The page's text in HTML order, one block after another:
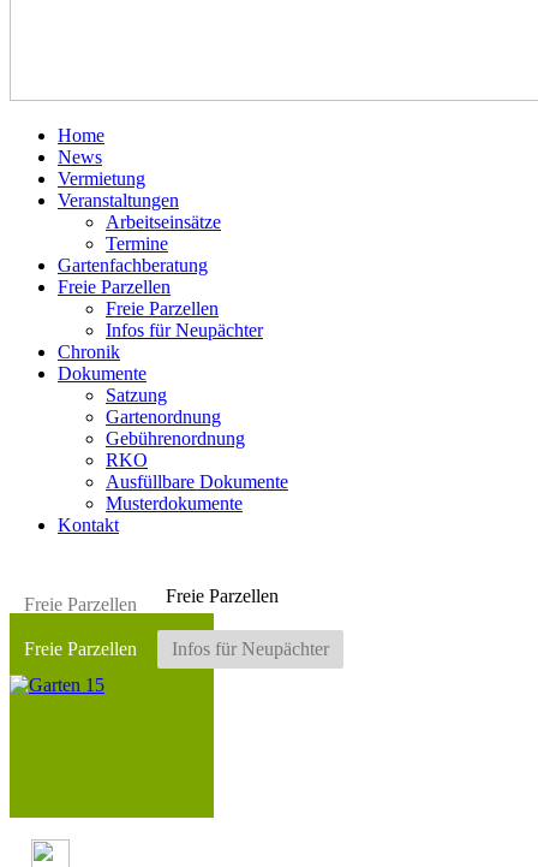
Home
News
Vermietung
Veranstaltungen
Arbeitseinsätze
Termine
Gartenfachberatung
Freie Parzellen
Freie Parzellen
Infos für Neupächter
Chronik
Dokumente
Satzung
Gartenordnung
Gebührenordnung
RKO
Ausfüllbare Dokumente
Musterdokumente
Kontakt
Freie Parzellen
Freie Parzellen Infos für Neupächter
Freie Parzellen